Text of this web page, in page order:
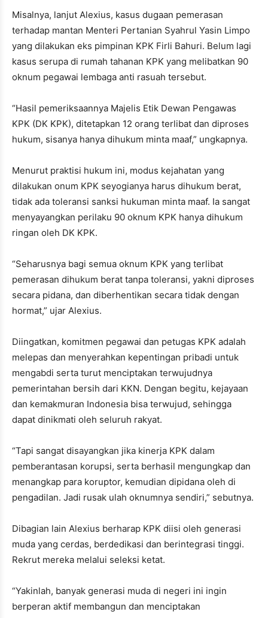
Misalnya, lanjut Alexius, kasus dugaan pemerasan
terhadap mantan Menteri Pertanian Syahrul Yasin Limpo
yang dilakukan eks pimpinan KPK Firli Bahuri. Belum lagi
kasus serupa di rumah tahanan KPK yang melibatkan 90
oknum pegawai lembaga anti rasuah tersebut.
“Hasil pemeriksaannya Majelis Etik Dewan Pengawas
KPK (DK KPK), ditetapkan 12 orang terlibat dan diproses
hukum, sisanya hanya dihukum minta maaf,” ungkapnya.
Menurut praktisi hukum ini, modus kejahatan yang
dilakukan onum KPK seyogianya harus dihukum berat,
tidak ada toleransi sanksi hukuman minta maaf. Ia sangat
menyayangkan perilaku 90 oknum KPK hanya dihukum
ringan oleh DK KPK.
“Seharusnya bagi semua oknum KPK yang terlibat
pemerasan dihukum berat tanpa toleransi, yakni diproses
secara pidana, dan diberhentikan secara tidak dengan
hormat,” ujar Alexius.
Diingatkan, komitmen pegawai dan petugas KPK adalah
melepas dan menyerahkan kepentingan pribadi untuk
mengabdi serta turut menciptakan terwujudnya
pemerintahan bersih dari KKN. Dengan begitu, kejayaan
dan kemakmuran Indonesia bisa terwujud, sehingga
dapat dinikmati oleh seluruh rakyat.
“Tapi sangat disayangkan jika kinerja KPK dalam
pemberantasan korupsi, serta berhasil mengungkap dan
menangkap para koruptor, kemudian dipidana oleh di
pengadilan. Jadi rusak ulah oknumnya sendiri,” sebutnya.
Dibagian lain Alexius berharap KPK diisi oleh generasi
muda yang cerdas, berdedikasi dan berintegrasi tinggi.
Rekrut mereka melalui seleksi ketat.
“Yakinlah, banyak generasi muda di negeri ini ingin
berperan aktif membangun dan menciptakan